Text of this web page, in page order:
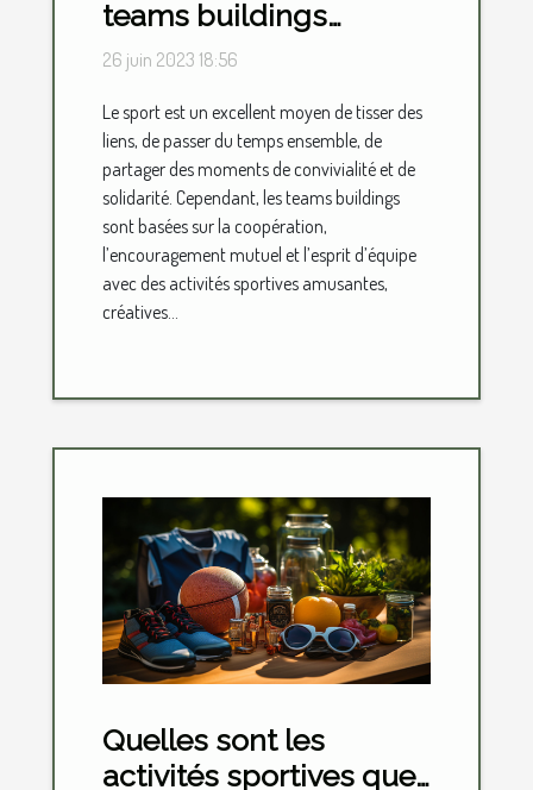
teams buildings
sportifs
26 juin 2023 18:56
Le sport est un excellent moyen de tisser des
liens, de passer du temps ensemble, de
partager des moments de convivialité et de
solidarité. Cependant, les teams buildings
sont basées sur la coopération,
l’encouragement mutuel et l’esprit d’équipe
avec des activités sportives amusantes,
créatives...
Quelles sont les
activités sportives que